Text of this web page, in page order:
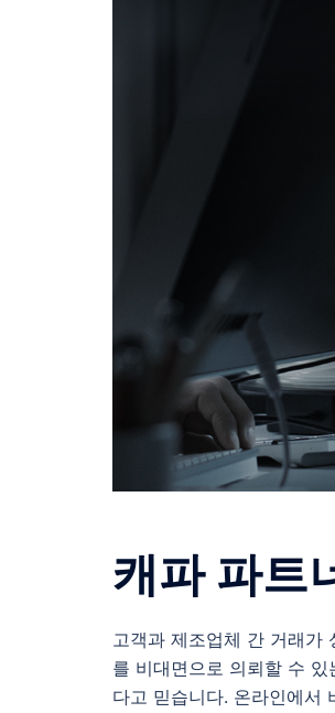
캐파 파트
고객과 제조업체 간 거래가
를 비대면으로 의뢰할 수 있
다고 믿습니다. 온라인에서